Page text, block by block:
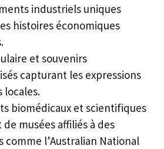
industriels uniques
histoires économiques
et souvenirs
capturant les expressions
locales.
biomédicaux et scientifiques
musées affiliés à des
comme l’Australian National